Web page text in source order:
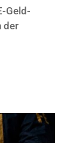
Geld-
der